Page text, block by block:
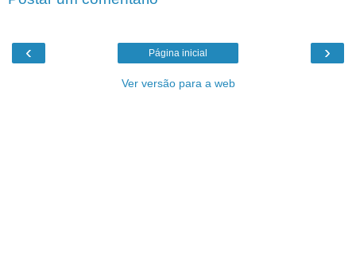
‹ ›
Página inicial
Ver versão para a web